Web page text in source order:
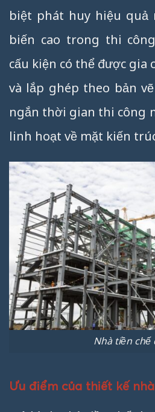
biệt phát huy hiệu quả
biến cao trong thi
cấu kiện có thể được gia
và lắp ghép theo bản
ngắn thời gian thi công
linh hoạt về mặt kiến
Nhà tiền chế
Ưu điểm của thiết kế